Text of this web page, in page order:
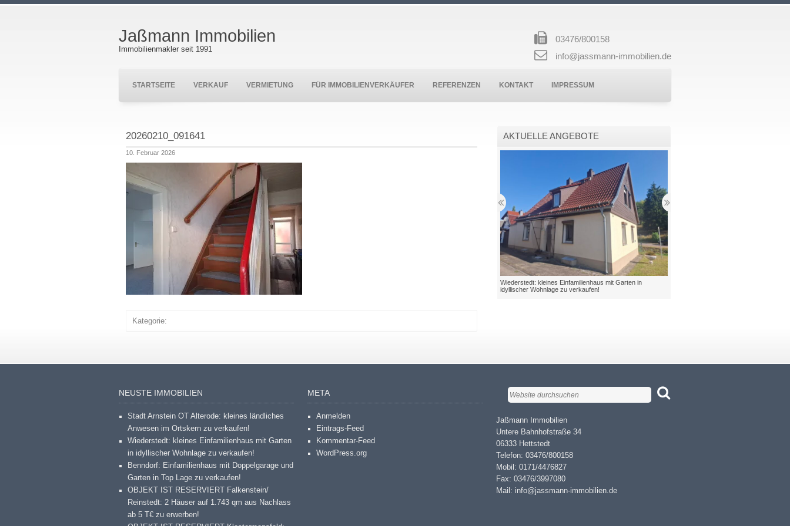
Jaßmann Immobilien
Immobilienmakler seit 1991
03476/800158
info@jassmann-immobilien.de
STARTSEITE VERKAUF VERMIETUNG FÜR IMMOBILIENVERKÄUFER REFERENZEN KONTAKT IMPRESSUM
20260210_091641
10. Februar 2026
Kategorie:
AKTUELLE ANGEBOTE
Wiederstedt: kleines Einfamilienhaus mit Garten in
idyllischer Wohnlage zu verkaufen!
NEUSTE IMMOBILIEN
Stadt Arnstein OT Alterode: kleines ländliches
Anwesen im Ortskern zu verkaufen!
Wiederstedt: kleines Einfamilienhaus mit Garten
in idyllischer Wohnlage zu verkaufen!
Benndorf: Einfamilienhaus mit Doppelgarage und
Garten in Top Lage zu verkaufen!
OBJEKT IST RESERVIERT Falkenstein/
Reinstedt: 2 Häuser auf 1.743 qm aus Nachlass
ab 5 T€ zu erwerben!
META
Anmelden
Eintrags-Feed
Kommentar-Feed
WordPress.org
Jaßmann Immobilien
Untere Bahnhofstraße 34
06333 Hettstedt
Telefon: 03476/800158
Mobil: 0171/4476827
Fax: 03476/3997080
Mail: info@jassmann-immobilien.de